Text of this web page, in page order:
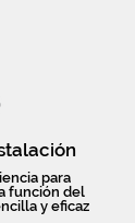
para
función del
y eficaz